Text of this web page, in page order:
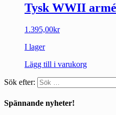
Tysk WWII
1.395,00kr
I lager
Lägg till i varukorg
Sök efter:
Spännande nyheter!